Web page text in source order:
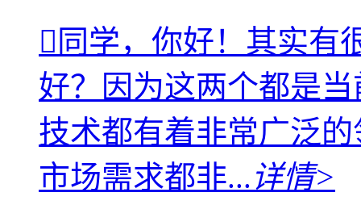
同学，你好！其实有
好？因为这两个都是
技术都有着非常广泛
市场需求都非...详情>